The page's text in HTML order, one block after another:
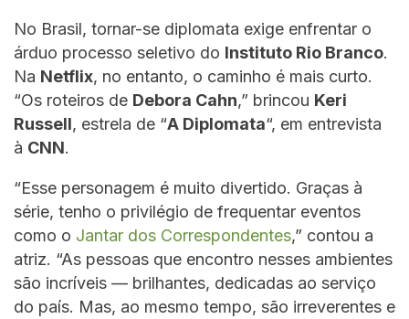
No Brasil, tornar-se diplomata exige enfrentar o
árduo processo seletivo do Instituto Rio Branco.
Na Netflix, no entanto, o caminho é mais curto.
“Os roteiros de Debora Cahn,” brincou Keri
Russell, estrela de “A Diplomata“, em entrevista
à CNN.
“Esse personagem é muito divertido. Graças à
série, tenho o privilégio de frequentar eventos
como o Jantar dos Correspondentes,” contou a
atriz. “As pessoas que encontro nesses ambientes
são incríveis — brilhantes, dedicadas ao serviço
do país. Mas, ao mesmo tempo, são irreverentes e